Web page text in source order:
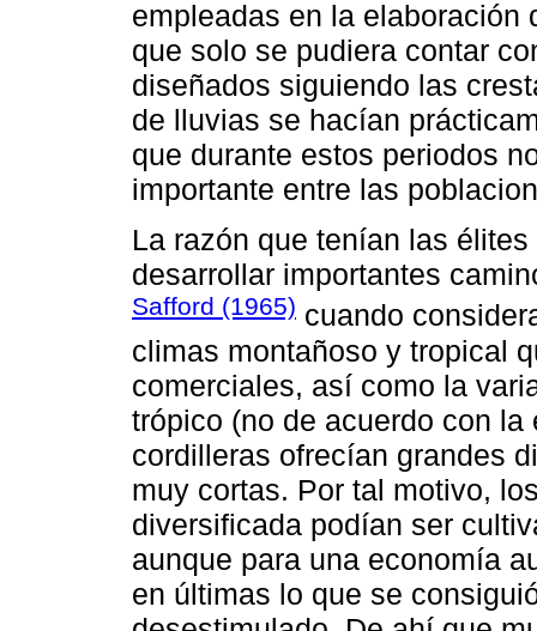
empleadas en la elaboración
que solo se pudiera contar
diseñados siguiendo las
de lluvias se hacían
que durante estos periodos
importante entre las
La razón que tenían las
desarrollar importantes
Safford (1965) cuando
climas montañoso y tropical
comerciales, así como la
trópico (no de acuerdo con
cordilleras ofrecían grandes
muy cortas. Por tal motivo,
diversificada podían ser
aunque para una economía
en últimas lo que se